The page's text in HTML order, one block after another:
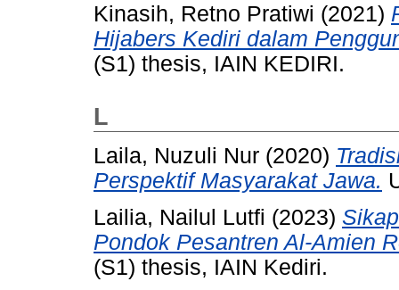
Kinasih, Retno Pratiwi (2021)
Hijabers Kediri dalam
(S1) thesis, IAIN KEDIRI.
L
Laila, Nuzuli Nur (2020)
Perspektif Masyarakat Jawa.
Lailia, Nailul Lutfi (2023)
Pondok Pesantren Al-Amien
(S1) thesis, IAIN Kediri.